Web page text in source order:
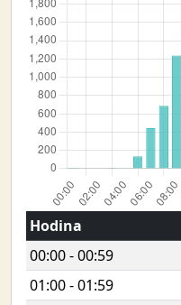
Hodina
00:00 - 00:59
01:00 - 01:59